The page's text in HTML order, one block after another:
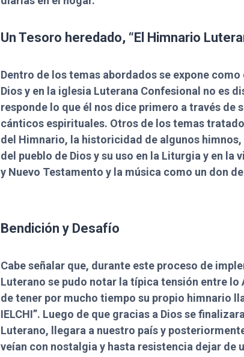
Un Tesoro heredado, “El Himnario
Dentro de los temas abordados se expone
Dios y en la iglesia Luterana Confesional no es
responde lo que él nos dice primero a través de
cánticos espirituales. Otros de los temas
del Himnario, la historicidad de algunos
del pueblo de Dios y su uso en la Liturgia y en
y Nuevo Testamento y la música como un don
Bendición y Desafío
Cabe señalar que, durante este proceso de
Luterano se pudo notar la típica tensión entre lo
de tener por mucho tiempo su propio himnario
IELCHI”. Luego de que gracias a Dios se
Luterano, llegara a nuestro país y
veían con nostalgia y hasta resistencia dejar de